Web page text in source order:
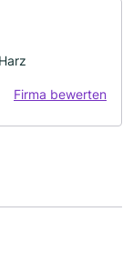
Firma bewerten